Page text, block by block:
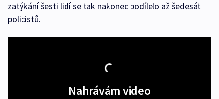
zatýkání šesti lidí se tak nakonec podílelo až šedesát
policistů.
Nahrávám video